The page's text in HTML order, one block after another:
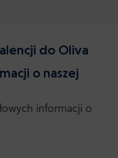
do Oliva
o naszej
informacji o